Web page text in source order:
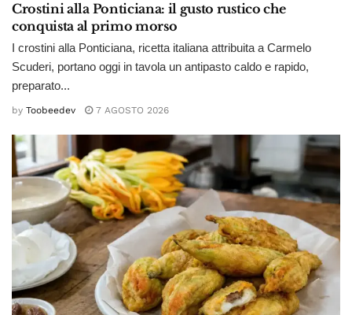
Crostini alla Ponticiana: il gusto rustico che
conquista al primo morso
I crostini alla Ponticiana, ricetta italiana attribuita a Carmelo
Scuderi, portano oggi in tavola un antipasto caldo e rapido,
preparato...
by Toobeedev 7 AGOSTO 2026